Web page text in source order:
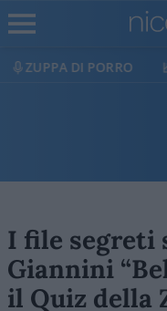
ZUPPA DI PORRO
I file segreti
Giannini
il Quiz della